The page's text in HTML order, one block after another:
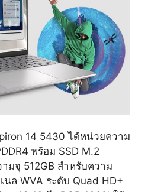
14 5430 ได้หน่วยความ
พร้อม SSD M.2
มจุ 512GB สำหรับความ
นล WVA ระดับ Quad HD+